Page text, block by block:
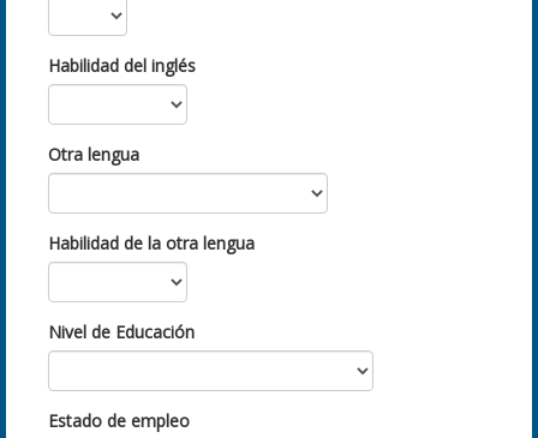
Habilidad del inglés
Otra lengua
Habilidad de la otra lengua
Nivel de Educación
Estado de empleo